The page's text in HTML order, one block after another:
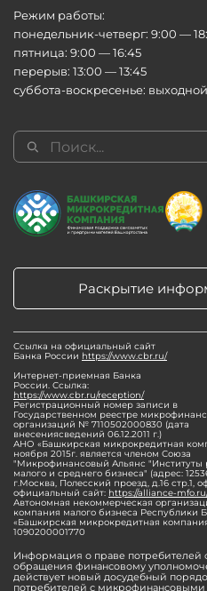
Режим работы:
понедельник-четверг: 9:00 —
пятница: 9:00 — 16:45
перерыв: 13:00 — 13:45
суббота-воскресенье: выходной
Раскрытие
Ссылка на официальный сайт
Банка России https://www.cbr.ru/
Интернет-приемная Банка
России. Ссылка:
https://www.cbr.ru/reception/
Регистрационный номер записи в
Государственном реестре
организаций № 7110502000830 (дата
внесениясведений 06.12.2011 г.)
АНО «Башкирская микрокредитная
ноября 2015г. является членом Союза
"Микрофинансовый Альянс "Институты
малого и среднего бизнеса" (адрес:
г.Москва, Полесский проезд, д.16 стр.1,
официальный сайт: https://alliance-
Автономная некоммерческая
компания малого бизнеса Республики
«Башкирская микрокредитная
1090200001770
Информация о праве потребителей
обращения финансовому
действует новый досудебный
потребителей с микрофинансовыми